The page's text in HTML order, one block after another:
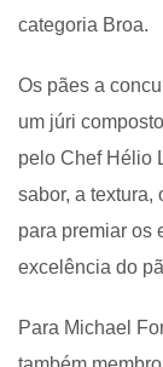
categoria Broa.
Os pães a
um júri
pelo Chef Hélio
sabor, a textura,
para premiar os
excelência do
Para Michael